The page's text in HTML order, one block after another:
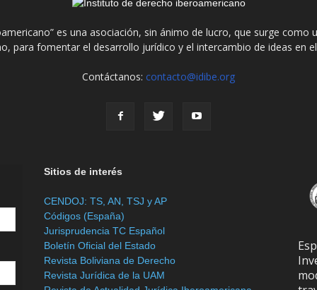
es una asociación, sin ánimo de lucro, que surge como
para fomentar el desarrollo jurídico y el intercambio de ideas en
Contáctanos: contacto@idibe.org
Sitios de interés
CENDOJ: TS, AN, TSJ y AP
Códigos (España)
Jurisprudencia TC Español
Boletín Oficial del Estado
Revista Boliviana de Derecho
Revista Jurídica de la UAM